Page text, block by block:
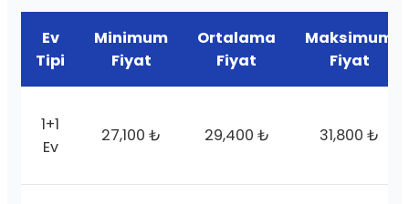
Ev
Tipi
Minimum
Fiyat
Ortalama
Fiyat
Maksimum
Fiyat
1+1
Ev
27,100 ₺ 29,400 ₺ 31,800 ₺